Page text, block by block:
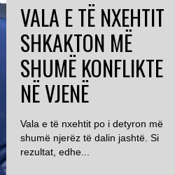
VALA E TË NXEHTIT
SHKAKTON MË
SHUMË KONFLIKTE
NË VJENË
Vala e të nxehtit po i detyron më
shumë njerëz të dalin jashtë. Si
rezultat, edhe...